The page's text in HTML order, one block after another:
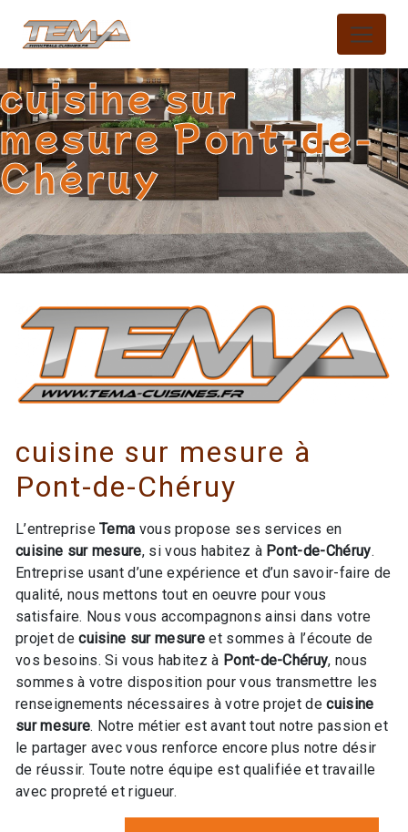
cuisine sur
mesure Pont-de-
Chéruy
cuisine sur mesure à
Pont-de-Chéruy
L’entrepriseTema vous propose ses services en
cuisine sur mesure, si vous habitez à Pont-de-Chéruy.
Entreprise usant d’une expérience et d’un savoir-faire de
qualité, nous mettons tout en oeuvre pour vous
satisfaire. Nous vous accompagnons ainsi dans votre
projet decuisine sur mesureet sommes à l’écoute de
vos besoins. Si vous habitez à Pont-de-Chéruy, nous
sommes à votre disposition pour vous transmettre les
renseignements nécessaires à votre projet decuisine
sur mesure. Notre métier est avant tout notre passion et
le partager avec vous renforce encore plus notre désir
de réussir. Toute notre équipe est qualifiée et travaille
avec propreté et rigueur.